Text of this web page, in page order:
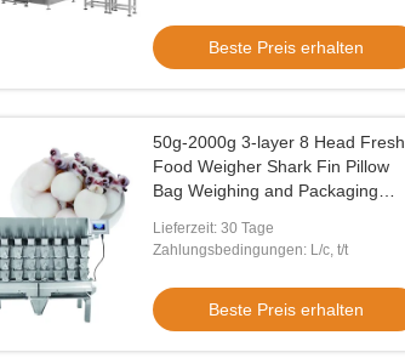
Beste Preis erhalten
50g-2000g 3-layer 8 Head Fresh
Food Weigher Shark Fin Pillow
Bag Weighing and Packaging
Lieferzeit: 30 Tage
Zahlungsbedingungen: L/c, t/t
Beste Preis erhalten